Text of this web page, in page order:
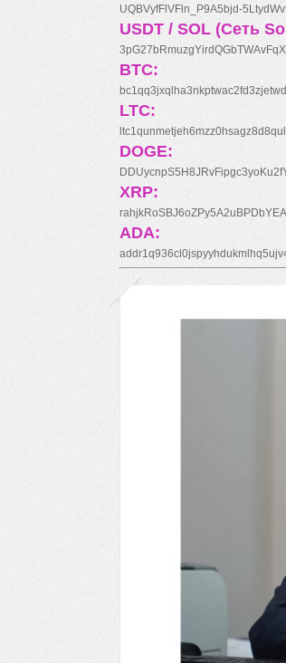
UQBVyfFlVFln_P9A5bjd-
USDT / SOL (Сеть
BTC:
LTC:
DOGE:
XRP:
ADA: